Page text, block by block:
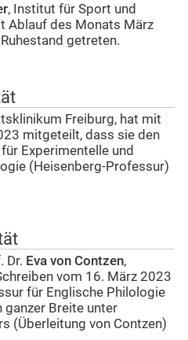
, Institut für Sport und
Ablauf des Monats März
getreten.
Freiburg, hat mit
mitgeteilt, dass sie den
Experimentelle und
(Heisenberg-Professur)
Dr. Eva von Contzen,
vom 16. März 2023
für Englische Philologie
Breite unter
(Überleitung von Contzen)